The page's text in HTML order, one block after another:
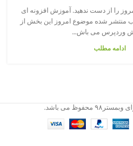
را از دست ندهید. آموزش افزونه ای
منتشر شده موضوع امروز این بخش از
وردپرس می باش...
ادامه مطلب
محفوظ می باشد.